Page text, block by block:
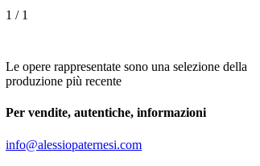
1 / 1
Le opere rappresentate sono una selezione della
produzione più recente
Per vendite, autentiche, informazioni
info@alessiopaternesi.com